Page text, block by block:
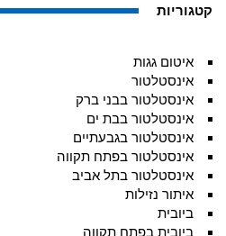
קטגוריות
איטום גגות
אינסטלטור
אינסטלטור בבני ברק
אינסטלטור בבת ים
אינסטלטור בגבעתיים
אינסטלטור בפתח תקווה
אינסטלטור בתל אביב
איתור נזילות
ביובית
ביובית בפתח תקווה